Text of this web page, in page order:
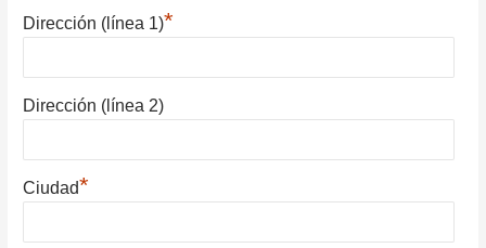
Dirección (línea 1)*
Dirección (línea 2)
Ciudad*